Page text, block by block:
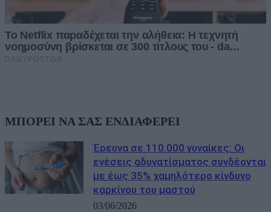
ΜΠΟΡΕΙ ΝΑ ΣΑΣ ΕΝΔΙΑΦΕΡΕΙ
Έρευνα σε 110.000 γυναίκες: Οι
ενέσεις αδυνατίσματος συνδέονται
με έως 35% χαμηλότερο κίνδυνο
καρκίνου του μαστού
03/06/2026